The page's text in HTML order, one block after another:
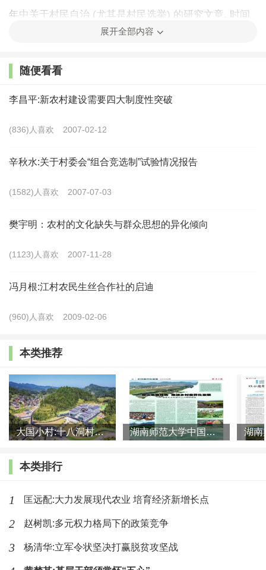
年中关于村民自治 (尤其是村民选举) 的研究文章, 时间
轴上发表数量的变化或许是一条优美的曲线。
我本人的学术轨迹大致也可以用这条曲线来描述。
研究精力逐渐转向中国宏观政治, 开设的课程是党政体制
的转型 (后来改为党政体制的演化) 。但是, 因为有那么
种发乎内心的关切。因此, 参加相关学术活动的频率虽然
逐年降低, 但没有完全中断。如果说开始几年是因为前期
一个重要原因, 是心头放不下的一个“问题”。这个问题发
端于2008年在四川成都参加的一次学术会议。当时与会
在实现了城乡统筹发展之后, 成都农村的基层治理体制是
怎样的?说实话, 我当时的感觉是非常惭愧。因为不但回
题!这一提问也在一定程度上颠覆了我对地方官员的某
种“偏见”:官员所想的只是自己任内之事, 如何在短期内做
出政绩, 实现官场晋升之目标。与此同时, 也开始反思学
者的角色。通常以为学者比较超脱, 想问题可以更为超脱
一些。但在这个问题上, 地方官员做得比我要好, 更有前
瞻性。看来凡事不能一概而论, 区分不同的官员类型, 遂
员还建议我做这方面的研究, 由于各种原因当时没有承接
这一课题, 但是这个问题却留在了我的心中, 一直念念不
忘。而且在思考中国农村政治的问题上, 增添了一个新的
维度:不但要有历史视野和现实关照, 还需要有对于未来
展开全部内容
随便看看
李昌平:新农村建设需要四大制度性突破
(836)人喜欢 2007-02-12
辛秋水:关于村委会“组合竞选制”试验情况报告
(1582)人喜欢 2007-07-03
樊宇明：农村的文化缺失与群众思想的异化倾向
(1123)人喜欢 2007-11-28
冯月根:江村农民生丝合作社的启迪
(960)人喜欢 2009-02-06
本类推荐
大国小村:十八洞村的现代变迁是一道美丽的风景线 湖南师范大学中国乡村振兴研究院课题组:突出地域特色 推进乡村
本类排行
1 匡远配:大力发展现代农业 培育经济新增长点
2 赵树凯:多元权力格局下的政策竞争
3 杨清华:立军令状坚决打赢脱贫攻坚战